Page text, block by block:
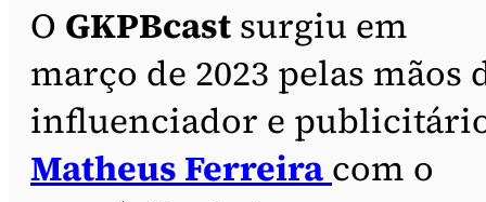
O GKPBcast surgiu em
março de 2023 pelas mãos
influenciador e
Matheus Ferreira com o